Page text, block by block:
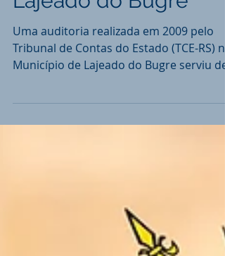
investigação em
Lajeado do Bugre
Uma auditoria realizada em 2009 pelo
Município de Lajeado do Bugre serviu de
base para que o...